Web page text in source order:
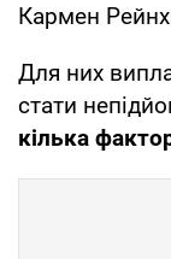
Кармен
Для них
стати
кілька